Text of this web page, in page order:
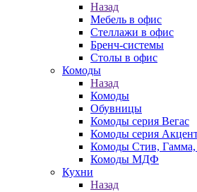
Назад
Мебель в офис
Стеллажи в офис
Бренч-системы
Столы в офис
Комоды
Назад
Комоды
Обувницы
Комоды серия Вегас
Комоды серия
Комоды Стив,
Комоды МДФ
Кухни
Назад